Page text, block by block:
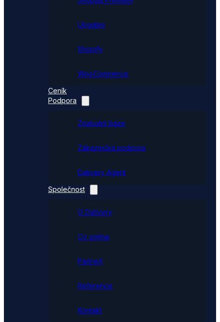
Upgates
Shopify
WooCommerce
Ceník
Podpora
Znalostní báze
Zákaznická podpora
Dativery Agent
Společnost
O Dativery
Co umíme
Partneři
Reference
Kontakt